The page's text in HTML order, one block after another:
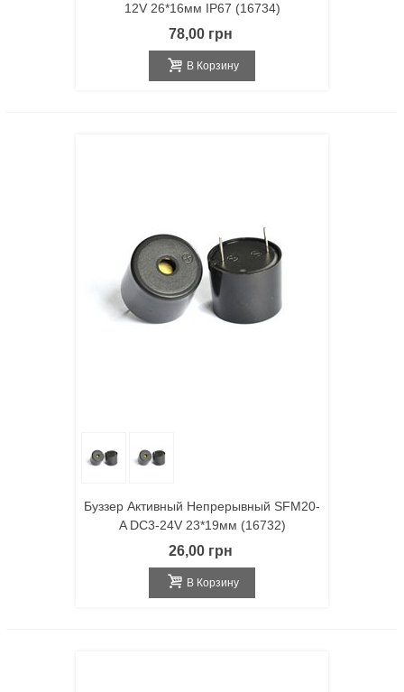
12V 26*16мм IP67 (16734)
78,00 грн
В Корзину
Буззер Активный Непрерывный SFM20-
A DC3-24V 23*19мм (16732)
26,00 грн
В Корзину